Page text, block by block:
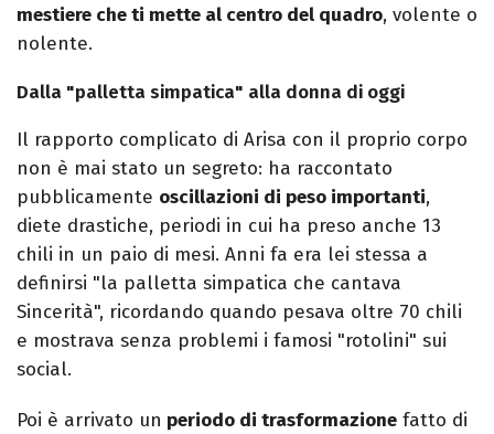
mestiere che ti mette al centro del quadro, volente o
nolente.
Dalla "palletta simpatica" alla donna di oggi
Il rapporto complicato di Arisa con il proprio corpo
non è mai stato un segreto: ha raccontato
pubblicamente oscillazioni di peso importanti,
diete drastiche, periodi in cui ha preso anche 13
chili in un paio di mesi. Anni fa era lei stessa a
definirsi "la palletta simpatica che cantava
Sincerità", ricordando quando pesava oltre 70 chili
e mostrava senza problemi i famosi "rotolini" sui
social.
Poi è arrivato un periodo di trasformazione fatto di